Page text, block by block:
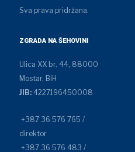
Sva prava pridržana.
ZGRADA NA ŠEHOVINI
Ulica XX br. 44, 88000
Mostar, BiH
JIB:4227196450008
+387 36 576 765 /
direktor
+387 36 576 483 /